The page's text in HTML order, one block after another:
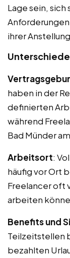
Lage sein, sich
ihrer
Unterschiede
haben in der
definierten
während
Bad Münder
Arbeitsort:
häufig vor Ort
Freelancer oft
arbeiten
Benefits und
Teilzeitstellen
bezahlten